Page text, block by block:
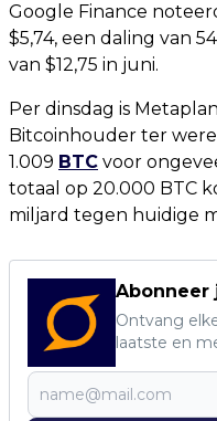
Google Finance
$5,74, een daling van
van $12,75 in juni.
Per dinsdag is
Bitcoinhouder ter
1.009 BTC voor
totaal op 20.000 BTC
miljard tegen huidige
Abonneer
Ontvang
laatste en